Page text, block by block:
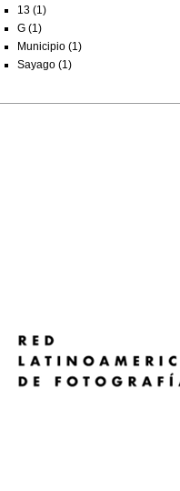
13 (1)
G (1)
Municipio (1)
Sayago (1)